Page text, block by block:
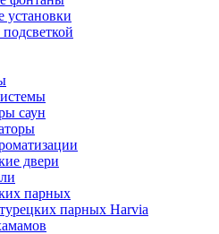
саун
двери
парных
парных Harvia